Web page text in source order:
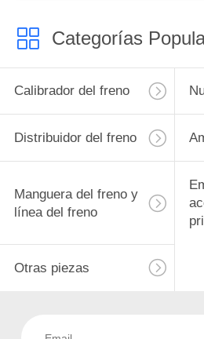
Categorías
Calibrador del freno
Distribuidor del freno
Manguera del freno y
línea del freno
Otras piezas